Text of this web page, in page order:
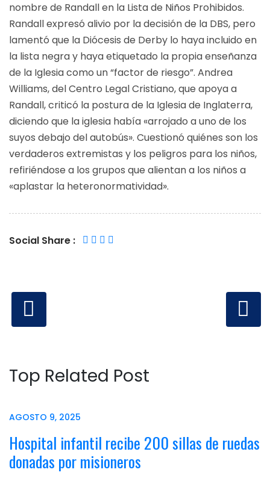
nombre de Randall en la Lista de Niños Prohibidos.
Randall expresó alivio por la decisión de la DBS, pero
lamentó que la Diócesis de Derby lo haya incluido en
la lista negra y haya etiquetado la propia enseñanza
de la Iglesia como un “factor de riesgo”. Andrea
Williams, del Centro Legal Cristiano, que apoya a
Randall, criticó la postura de la Iglesia de Inglaterra,
diciendo que la iglesia había «arrojado a uno de los
suyos debajo del autobús». Cuestionó quiénes son los
verdaderos extremistas y los peligros para los niños,
refiriéndose a los grupos que alientan a los niños a
«aplastar la heteronormatividad».
Social Share :
Top Related Post
AGOSTO 9, 2025
Hospital infantil recibe 200 sillas de ruedas
donadas por misioneros